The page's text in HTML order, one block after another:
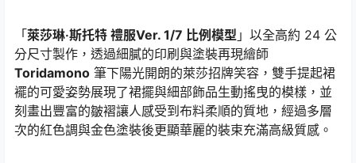
「萊莎琳‧斯托特 禮服Ver. 1/7 比例模型 」以全高約 24 公
分尺寸製作，透過細膩的印刷與塗裝再現繪師
Toridamono 筆下陽光開朗的萊莎招牌笑容，雙手提起裙
襬的可愛姿勢展現了裙擺與細部飾品生動搖曳的模樣，並
刻畫出豐富的皺褶讓人感受到布料柔順的質地，經過多層
次的紅色調與金色塗裝後更顯華麗的裝束充滿高級質感。